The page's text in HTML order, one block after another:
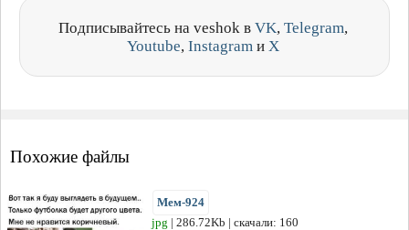
Подписывайтесь на veshok в VK, Telegram,
Youtube, Instagram и X
Похожие файлы
Мем-924
jpg | 286.72Kb | скачали: 160